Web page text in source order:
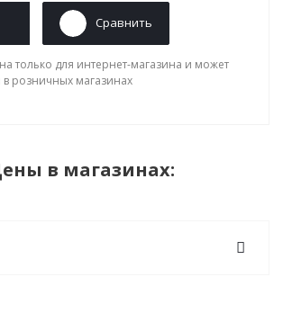
Сравнить
только для интернет-магазина и может
в розничных магазинах
в магазинах: